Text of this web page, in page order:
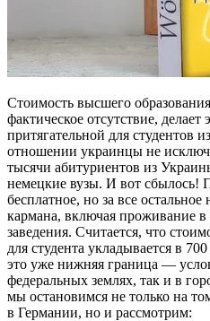
Стоимость высшего
фактическое отсутствие, делает
притягательной для студентов
отношении украинцы не
тысячи абитуриентов из
немецкие вузы. И вот сбылось!
бесплатное, но за все
кармана, включая проживание
заведения. Считается, что
для студента укладывается в
это уже нижняя граница —
федеральных землях, так и в
мы остановимся не только на
в Германии, но и рассмотрим: